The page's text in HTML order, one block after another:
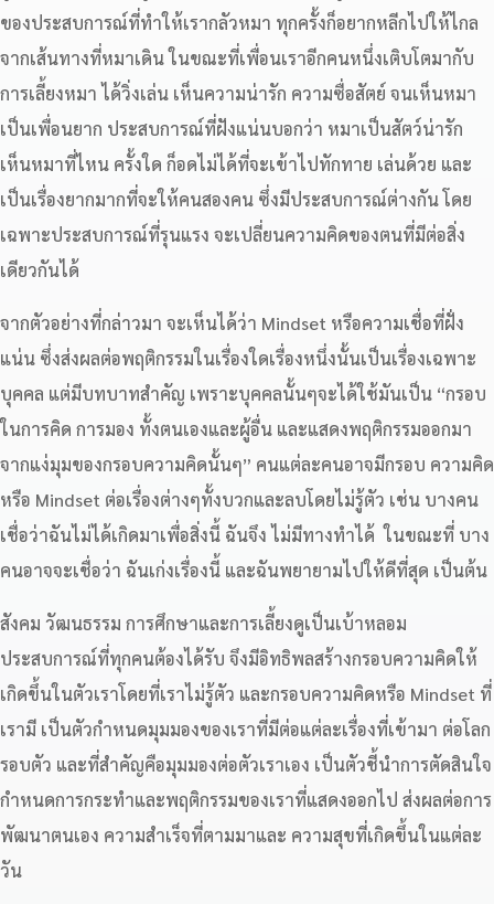
ของประสบการณ์ที่ทำให้เรากลัวหมา ทุกครั้งก็อยากหลีกไปให้ไกล
จากเส้นทางที่หมาเดิน ในขณะที่เพื่อนเราอีกคนหนึ่งเติบโตมากับ
การเลี้ยงหมา ได้วิ่งเล่น เห็นความน่ารัก ความซื่อสัตย์ จนเห็นหมา
เป็นเพื่อนยาก ประสบการณ์ที่ฝังแน่นบอกว่า หมาเป็นสัตว์น่ารัก
เห็นหมาที่ไหน ครั้งใด ก็อดไม่ได้ที่จะเข้าไปทักทาย เล่นด้วย และ
เป็นเรื่องยากมากที่จะให้คนสองคน ซึ่งมีประสบการณ์ต่างกัน โดย
เฉพาะประสบการณ์ที่รุนแรง จะเปลี่ยนความคิดของตนที่มีต่อสิ่ง
เดียวกันได้
จากตัวอย่างที่กล่าวมา จะเห็นได้ว่า Mindset หรือความเชื่อที่ฝั่ง
แน่น ซึ่งส่งผลต่อพฤติกรรมในเรื่องใดเรื่องหนึ่งนั้นเป็นเรื่องเฉพาะ
บุคคล แต่มีบทบาทสำคัญ เพราะบุคคลนั้นๆจะได้ใช้มันเป็น “กรอบ
ในการคิด การมอง ทั้งตนเองและผู้อื่น และแสดงพฤติกรรมออกมา
จากแง่มุมของกรอบความคิดนั้นๆ” คนแต่ละคนอาจมีกรอบ ความคิด
หรือ Mindset ต่อเรื่องต่างๆทั้งบวกและลบโดยไม่รู้ตัว เช่น บางคน
เชื่อว่าฉันไม่ได้เกิดมาเพื่อสิ่งนี้ ฉันจึง ไม่มีทางทำได้ ในขณะที่ บาง
คนอาจจะเชื่อว่า ฉันเก่งเรื่องนี้ และฉันพยายามไปให้ดีที่สุด เป็นต้น
สังคม วัฒนธรรม การศึกษาและการเลี้ยงดูเป็นเบ้าหลอม
ประสบการณ์ที่ทุกคนต้องได้รับ จึงมีอิทธิพลสร้างกรอบความคิดให้
เกิดขึ้นในตัวเราโดยที่เราไม่รู้ตัว และกรอบความคิดหรือ Mindset ที่
เรามี เป็นตัวกำหนดมุมมองของเราที่มีต่อแต่ละเรื่องที่เข้ามา ต่อโลก
รอบตัว และที่สำคัญคือมุมมองต่อตัวเราเอง เป็นตัวชี้นำการตัดสินใจ
กำหนดการกระทำและพฤติกรรมของเราที่แสดงออกไป ส่งผลต่อการ
พัฒนาตนเอง ความสำเร็จที่ตามมาและ ความสุขที่เกิดขึ้นในแต่ละ
วัน